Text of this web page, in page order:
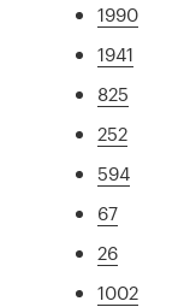
1990
1941
825
252
594
67
26
1002